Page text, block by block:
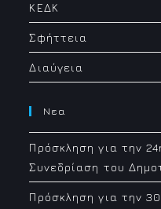
ΚΕΔΚ
Σφήττεια
Διαύγεια
Νεα
Πρόσκληση για την
Συνεδρίαση του
Πρόσκληση για την